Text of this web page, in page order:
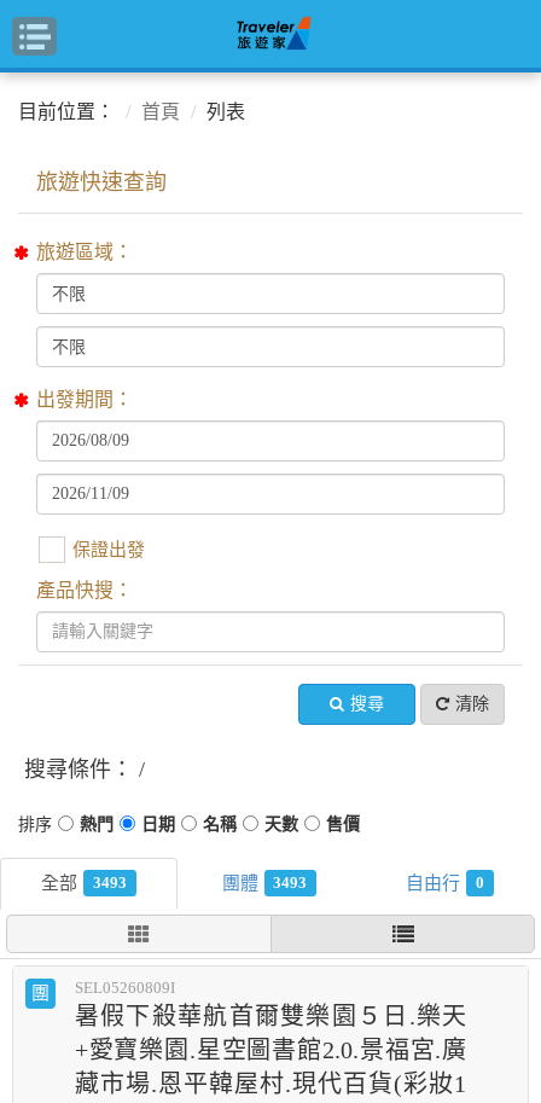
目前位置： 首頁 列表
旅遊區域：
出發期間：
保證出發
產品快搜：
搜尋 清除
搜尋條件：
3493 3493 0
團 SEL05260809I
暑假下殺華航首爾雙樂園５日.樂天
+愛寶樂園.星空圖書館2.0.景福宮.廣
藏市場.恩平韓屋村.現代百貨(彩妝1